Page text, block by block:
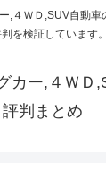
,４ＷＤ,SUV自動車
を検証しています。
カー,４ＷＤ
評判まとめ